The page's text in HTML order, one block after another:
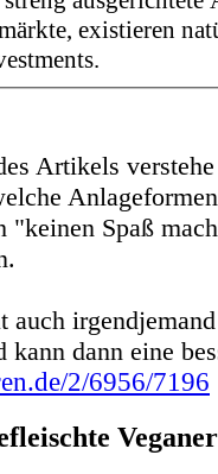
existieren
Artikels
"keinen Spaß
auch
kann dann eine
2/6956/7196